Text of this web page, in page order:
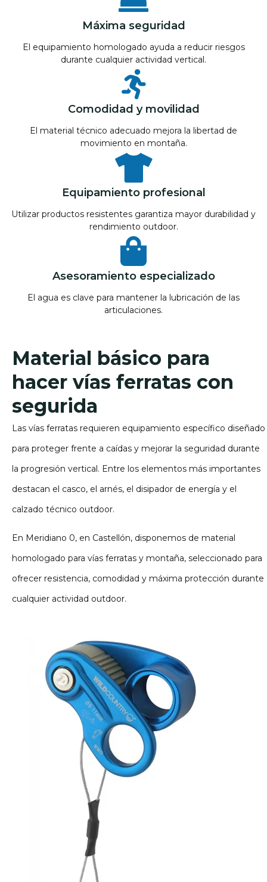
Máxima seguridad
El equipamiento homologado ayuda a reducir riesgos
durante cualquier actividad vertical.
Comodidad y movilidad
El material técnico adecuado mejora la libertad de
movimiento en montaña.
Equipamiento profesional
Utilizar productos resistentes garantiza mayor durabilidad y
rendimiento outdoor.
Asesoramiento especializado
El agua es clave para mantener la lubricación de las
articulaciones.
Material básico para
hacer vías ferratas con
segurida
Las vías ferratas requieren equipamiento específico diseñado
para proteger frente a caídas y mejorar la seguridad durante
la progresión vertical. Entre los elementos más importantes
destacan el casco, el arnés, el disipador de energía y el
calzado técnico outdoor.
En Meridiano 0, en Castellón, disponemos de material
homologado para vías ferratas y montaña, seleccionado para
ofrecer resistencia, comodidad y máxima protección durante
cualquier actividad outdoor.